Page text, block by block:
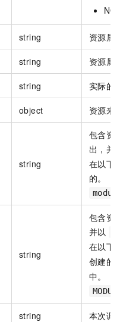
string 资源属
string 资源属
string 实际的
object 资源来
string
包含资
出，并
在以下
的。
string
包含资
并以
在以下
创建的
中。
string 本次调